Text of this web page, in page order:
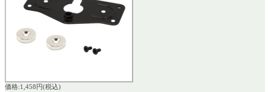
価格:1,458円(税込)